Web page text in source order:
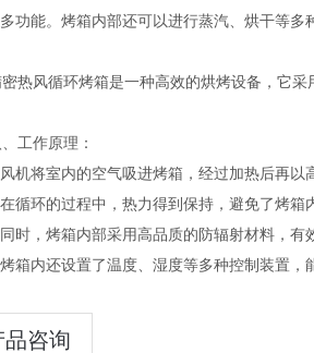
能。烤箱内部还可以进行蒸汽、烘干等多
风循环烤箱是一种高效的烘烤设备，它采
作原理：
将室内的空气吸进烤箱，经过加热后再以
环的过程中，热力得到保持，避免了烤箱
，烤箱内部采用高品质的防辐射材料，有
内还设置了温度、湿度等多种控制装置，
品咨询